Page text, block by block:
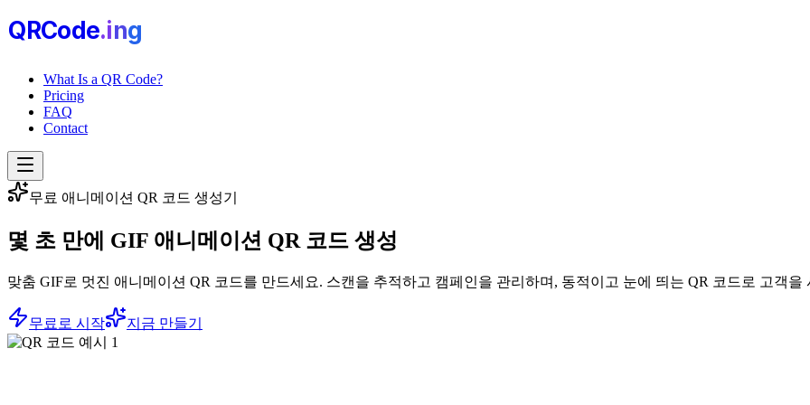
QRCode.ing
What Is a QR Code?
Pricing
FAQ
Contact
무료 애니메이션 QR 코드 생성기
몇 초 만에 GIF 애니메이션 QR 코드 생성
맞춤 GIF로 멋진 애니메이션 QR 코드를 만드세요. 스캔을 추적하고 캠페인을 관리하며, 동적이고 눈에 띄는 QR 코드로 고객을
무료로 시작 지금 만들기